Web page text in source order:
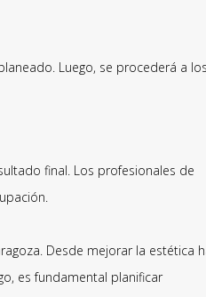
Luego, se procederá a los
final. Los profesionales de
Desde mejorar la estética
es fundamental planificar